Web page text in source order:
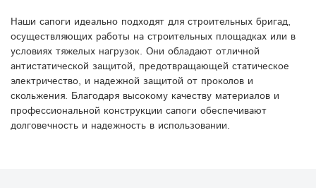
Наши сапоги идеально подходят для строительных бригад,
осуществляющих работы на строительных площадках или в
условиях тяжелых нагрузок. Они обладают отличной
антистатической защитой, предотвращающей статическое
электричество, и надежной защитой от проколов и
скольжения. Благодаря высокому качеству материалов и
профессиональной конструкции сапоги обеспечивают
долговечность и надежность в использовании.